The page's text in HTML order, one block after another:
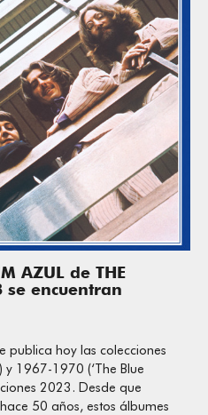
AZUL de THE
se encuentran
publica hoy las colecciones
y 1967-1970 (‘The Blue
2023. Desde que
50 años, estos álbumes